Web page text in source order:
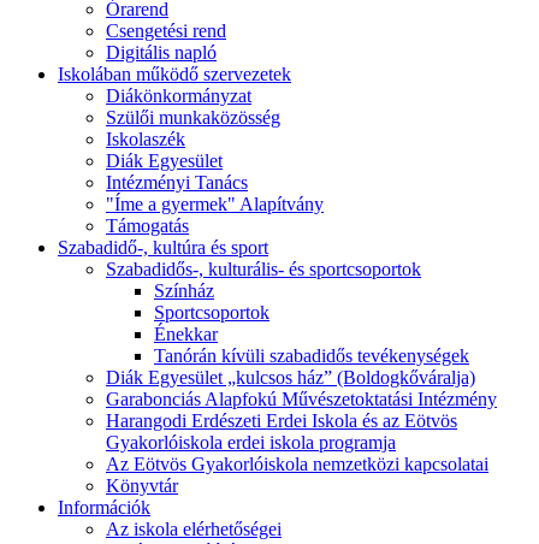
Órarend
Csengetési rend
Digitális napló
Iskolában működő szervezetek
Diákönkormányzat
Szülői munkaközösség
Iskolaszék
Diák Egyesület
Intézményi Tanács
"Íme a gyermek" Alapítvány
Támogatás
Szabadidő-, kultúra és sport
Szabadidős-, kulturális- és sportcsoportok
Színház
Sportcsoportok
Énekkar
Tanórán kívüli szabadidős tevékenységek
Diák Egyesület „kulcsos ház” (Boldogkőváralja)
Garabonciás Alapfokú Művészetoktatási Intézmény
Harangodi Erdészeti Erdei Iskola és az Eötvös
Gyakorlóiskola erdei iskola programja
Az Eötvös Gyakorlóiskola nemzetközi kapcsolatai
Könyvtár
Információk
Az iskola elérhetőségei